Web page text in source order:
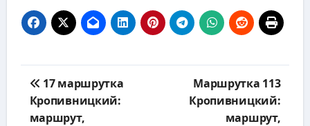
по
записям
17 маршрутка
Кропивницкий:
маршрут,
Маршрутка 113
Кропивницкий:
маршрут,